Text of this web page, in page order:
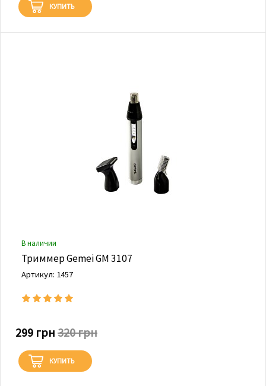
КУПИТЬ
В наличии
Триммер Gemei GM 3107
Артикул: 1457
299 грн 320 грн
КУПИТЬ